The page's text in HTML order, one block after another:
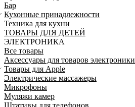
Бар
Кухонные принадлежности
Техника для кухни
ТОВАРЫ ДЛЯ ДЕТЕЙ
ЭЛЕКТРОНИКА
Все товары
Аксессуары для товаров электроники
Товары для Apple
Электрические массажеры
Микрофоны
Муляжи камер
Штативы для телефонов